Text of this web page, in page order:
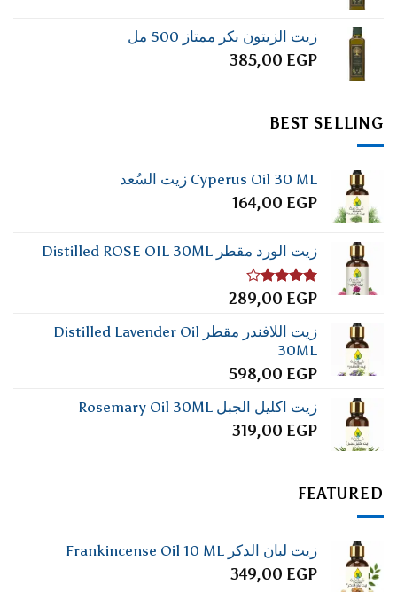
زيت الزيتون بكر ممتاز 500 مل
385,00 EGP
BEST SELLING
Cyperus Oil 30 ML زيت السُعد
164,00 EGP
زيت الورد مقطر Distilled ROSE OIL 30ML
تم
من
5
289,00 EGP
زيت اللافندر مقطر Distilled Lavender Oil
30ML
598,00 EGP
زيت اكليل الجبل Rosemary Oil 30ML
319,00 EGP
FEATURED
زيت لبان الدكر Frankincense Oil 10 ML
349,00 EGP